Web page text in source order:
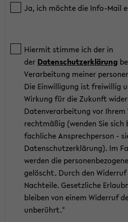
Ja, ich möchte die Info-Mail
Hiermit stimme ich der in
der Datenschutzerklärung
Verarbeitung meiner
Die Einwilligung ist freiwillig
Wirkung für die Zukunft
Datenverarbeitung vor
rechtmäßig (wenden Sie
fachliche Ansprechperson -
Datenschutzerklärung). Im
werden die
gelöscht. Durch den
Nachteile. Gesetzliche
bleiben von einem Widerruf
unberührt.*